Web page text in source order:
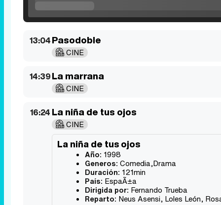
13:04Pasodoble
CINE
14:39La marrana
CINE
16:24 La niña de tus ojos
CINE
La niña de tus ojos
Año: 1998
Generos: Comedia,Drama
Duración: 121min
País: EspaÃ±a
Dirigida por: Fernando Trueba
Reparto: Neus Asensi, Loles León,